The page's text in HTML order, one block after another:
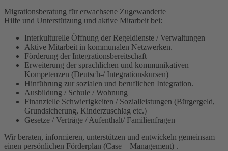
Migrationsberatung für erwachsene Zugewanderte
Hilfe und Unterstützung und aktive Mitarbeit bei:
Interkulturelle Öffnung der Regeldienste / Verwaltungen
Aktive Mitarbeit in kommunalen Netzwerken.
Förderung der Integrationsbereitschaft
Erweiterung der sprachlichen und kommunikativen
Kompetenzen (Deutsch-/ Integrationskursen)
Hinführung zur sozialen und beruflichen Integration.
Ausbildung / Schule / Wohnung
Finanzielle Schwierigkeiten / Sozialleistungen (Bürgergeld,
Grundsicherung, Kinderzuschlag etc.)
Gesetze / Verträge / Aufenthalt/ Familienfragen
Wir beraten, informieren, unterstützen und entwickeln gemeinsam
einen persönlichen Förderplan (Case – Management) .